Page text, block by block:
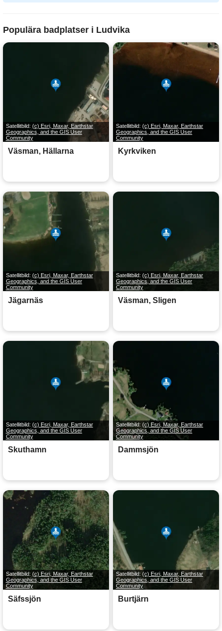
Populära badplatser i Ludvika
Satellitbild: (c) Esri, Maxar, Earthstar
Geographics, and the GIS User
Community
Väsman, Hällarna
Satellitbild: (c) Esri, Maxar, Earthstar
Geographics, and the GIS User
Community
Kyrkviken
Satellitbild: (c) Esri, Maxar, Earthstar
Geographics, and the GIS User
Community
Jägarnäs
Satellitbild: (c) Esri, Maxar, Earthstar
Geographics, and the GIS User
Community
Väsman, Sligen
Satellitbild: (c) Esri, Maxar, Earthstar
Geographics, and the GIS User
Community
Skuthamn
Satellitbild: (c) Esri, Maxar, Earthstar
Geographics, and the GIS User
Community
Dammsjön
Satellitbild: (c) Esri, Maxar, Earthstar
Geographics, and the GIS User
Community
Säfssjön
Satellitbild: (c) Esri, Maxar, Earthstar
Geographics, and the GIS User
Community
Burtjärn